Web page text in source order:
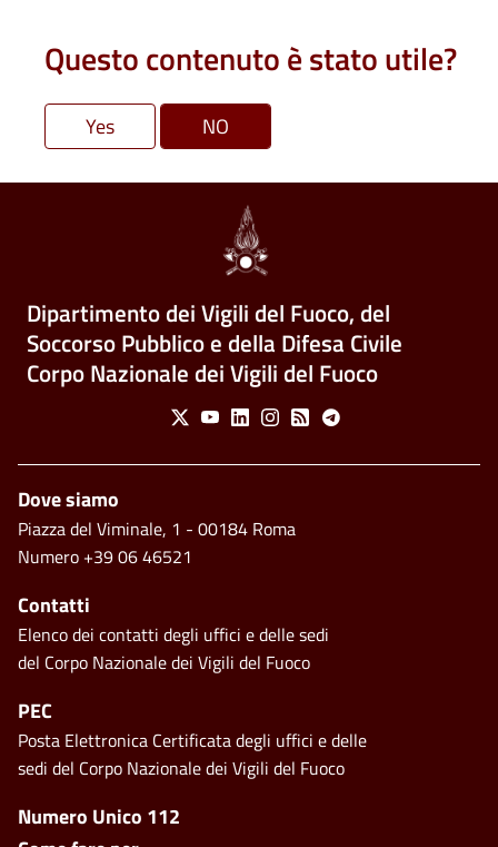
Questo contenuto è stato utile?
Dipartimento dei Vigili del Fuoco, del
Soccorso Pubblico e della Difesa Civile
Corpo Nazionale dei Vigili del Fuoco
Social Menu
X YoutubeLinkedinInstagram
Feed Telegram
Footer side menu
Numero Unico 112
Piè di pagina
Dove siamo
Piazza del Viminale, 1 - 00184 Roma
Numero +39 06 46521
Contatti
Elenco dei contatti degli uffici e delle sedi
del Corpo Nazionale dei Vigili del Fuoco
PEC
Posta Elettronica Certificata degli uffici e delle
sedi del Corpo Nazionale dei Vigili del Fuoco